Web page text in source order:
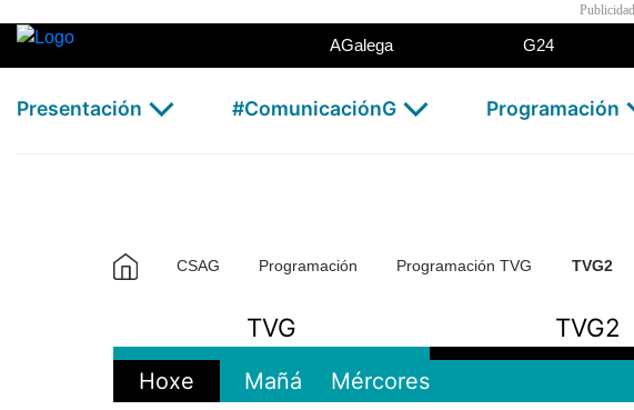
Skip to Main Content
TVG2 - CSAG
AGalega G24
Presentación #ComunicaciónG Programación
CSAG Programación Programación TVG TVG2
TVG TVG2
Hoxe Mañá Mércores